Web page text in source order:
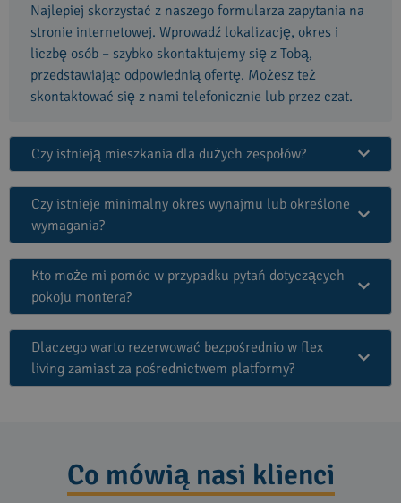
Najlepiej skorzystać z naszego formularza zapytania na
stronie internetowej. Wprowadź lokalizację, okres i
liczbę osób – szybko skontaktujemy się z Tobą,
przedstawiając odpowiednią ofertę. Możesz też
skontaktować się z nami telefonicznie lub przez czat.
Czy istnieją mieszkania dla dużych zespołów?
Czy istnieje minimalny okres wynajmu lub określone
wymagania?
Kto może mi pomóc w przypadku pytań dotyczących
pokoju montera?
Dlaczego warto rezerwować bezpośrednio w flex
living zamiast za pośrednictwem platformy?
Co mówią nasi klienci